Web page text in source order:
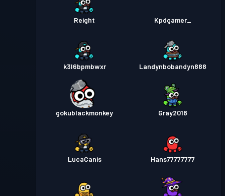
Reight Kpdgamer_
k3l6bpmbwxr Landynbobandyn888
gokublackmonkey Gray2018
LucaCanis Hans77777777